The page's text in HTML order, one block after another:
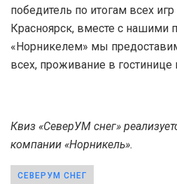
победитель по итогам всех
Красноярск, вместе с нашими
«Норникелем» мы
всех, проживание в гостинице
Квиз «СеверУМ снег»
компании «Норникель».
СЕВЕРУМ СНЕГ